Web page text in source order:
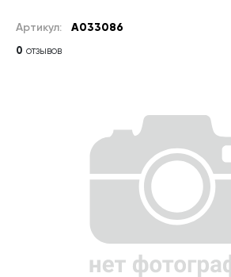
Артикул: A033086